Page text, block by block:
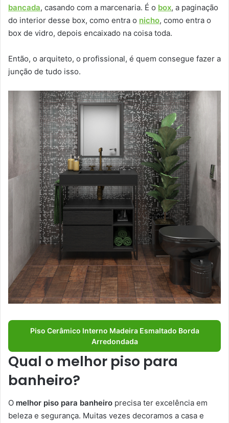
bancada, casando com a marcenaria. É o box, a paginação
do interior desse box, como entra o nicho, como entra o
box de vidro, depois encaixado na coisa toda.
Então, o arquiteto, o profissional, é quem consegue fazer a
junção de tudo isso.
Piso Cerâmico Interno Madeira Esmaltado Borda
Arredondada
Qual o melhor piso para
banheiro?
O melhor piso para banheiro precisa ter excelência em
beleza e segurança. Muitas vezes decoramos a casa e